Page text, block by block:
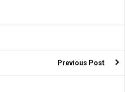
Previous Post